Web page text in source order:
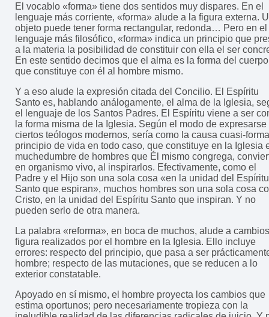
El vocablo «forma» tiene dos sentidos muy dispares. En el
lenguaje más corriente, «forma» alude a la figura externa.
objeto puede tener forma rectangular, redonda… Pero en el
lenguaje más filosófico, «forma» indica un principio que
a la materia la posibilidad de constituir con ella el ser
En este sentido decimos que el alma es la forma del
que constituye con él al hombre mismo.
Y a eso alude la expresión citada del Concilio. El Espíritu
Santo es, hablando análogamente, el alma de la Iglesia,
el lenguaje de los Santos Padres. El Espíritu viene a ser
la forma misma de la Iglesia. Según el modo de expresarse
ciertos teólogos modernos, sería como la causa cuasi-
principio de vida en todo caso, que constituye en la Iglesia
muchedumbre de hombres que Él mismo congrega,
en organismo vivo, al inspirarlos. Efectivamente, como el
Padre y el Hijo son una sola cosa «en la unidad del Espíritu
Santo que espiran», muchos hombres son una sola cosa
Cristo, en la unidad del Espíritu Santo que inspiran. Y no
pueden serlo de otra manera.
La palabra «reforma», en boca de muchos, alude a
figura realizados por el hombre en la Iglesia. Ello incluye
errores: respecto del principio, que pasa a ser
hombre; respecto de las mutaciones, que se reducen a lo
exterior constatable.
Apoyado en sí mismo, el hombre proyecta los cambios que
estima oportunos; pero necesariamente tropieza con la